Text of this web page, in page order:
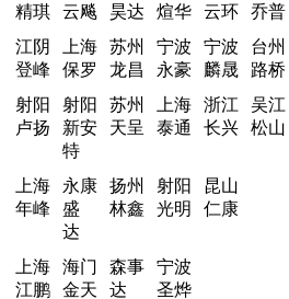
精琪
云飚
昊达
煊华
云环
乔普
江阴
登峰
上海
保罗
苏州
龙昌
宁波
永豪
宁波
麟晟
台州
路桥
射阳
卢扬
射阳
新安
特
苏州
天呈
上海
泰通
浙江
长兴
吴江
松山
上海
年峰
永康
盛
达
扬州
林鑫
射阳
光明
昆山
仁康
上海
江鹏
海门
金天
森事
达
宁波
圣烨